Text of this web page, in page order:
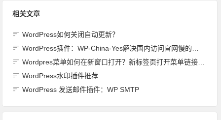
相关文章
WordPress如何关闭自动更新？
WordPress插件：WP-China-Yes解决国内访问官网慢的方法（亲测有效）
Wordpres菜单如何在新窗口打开？新标签页打开菜单链接方法
WordPress水印插件推荐
WordPress 发送邮件插件：WP SMTP